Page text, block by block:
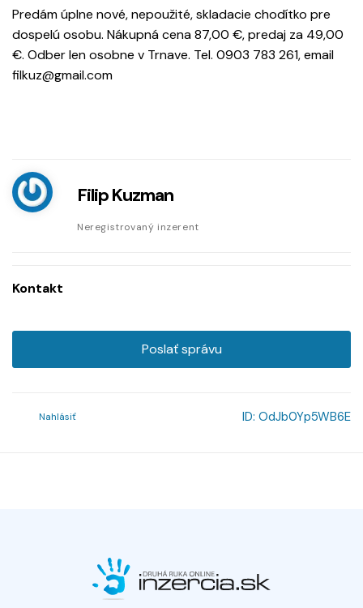
Predám úplne nové, nepoužité, skladacie chodítko pre
dospelú osobu. Nákupná cena 87,00 €, predaj za 49,00
€. Odber len osobne v Trnave. Tel. 0903 783 261, email
filkuz@gmail.com
Filip Kuzman
Neregistrovaný inzerent
Kontakt
Poslať správu
Nahlásiť ID: OdJb0Yp5WB6E